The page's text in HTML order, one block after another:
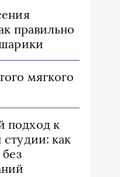
правильно
мягкого
подход к
как